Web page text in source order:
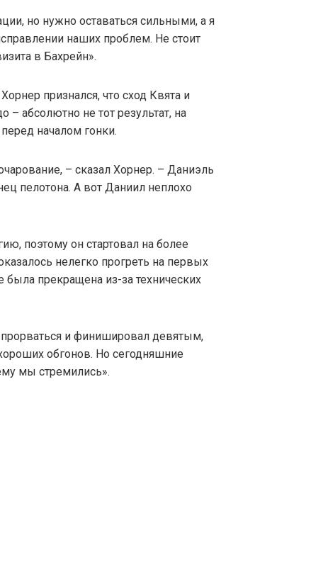
но нужно оставаться сильными, а я
наших проблем. Не стоит
в Бахрейн».
признался, что сход Квята и
– абсолютно не тот результат, на
началом гонки.
– сказал Хорнер. – Даниэль
пелотона. А вот Даниил неплохо
поэтому он стартовал на более
нелегко прогреть на первых
была прекращена из-за технических
и финишировал девятым,
обгонов. Но сегодняшние
мы стремились».